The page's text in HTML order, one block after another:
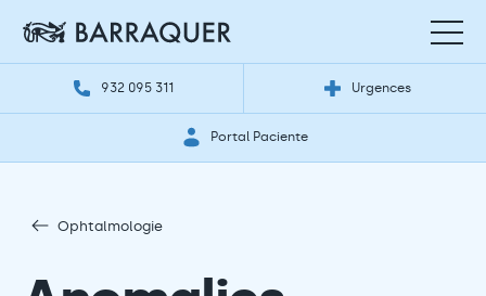
932 095 311 Urgences
Portal Paciente
Ophtalmologie